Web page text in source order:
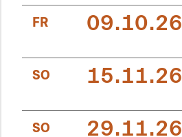
FR 09.10.26
SO 15.11.26
SO 29.11.26